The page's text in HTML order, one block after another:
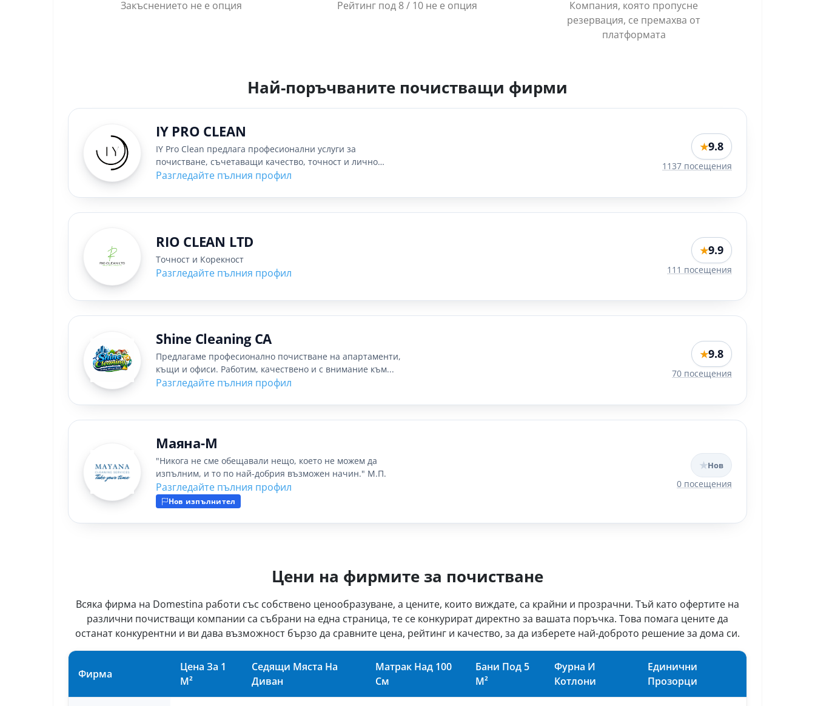
Закъснението не е опция Рейтинг под 8 / 10 не е опция
Компания, която пропусне
резервация, се премахва от
платформата
Най-поръчваните почистващи фирми
IY PRO CLEAN
IY Pro Clean предлага професионални услуги за
почистване, съчетаващи качество, точност и лично
отношение....
Разгледайте пълния профил
★9.8
1137 посещения
RIO CLEAN LTD
Точност и Корекност
Разгледайте пълния профил
★9.9
111 посещения
Shine Cleaning CA
Предлагаме професионално почистване на апартаменти,
къщи и офиси. Работим, качествено и с внимание към...
Разгледайте пълния профил
★9.8
70 посещения
Маяна-М
"Никога не сме обещавали нещо, което не можем да
изпълним, и то по най-добрия възможен начин." М.П.
Разгледайте пълния профил
Нов изпълнител
★Нов
0 посещения
Цени на фирмите за почистване
Всяка фирма на Domestina работи със собствено ценообразуване, а цените, които виждате, са крайни и прозрачни. Тъй като офертите на
различни почистващи компании са събрани на една страница, те се конкурират директно за вашата поръчка. Това помага цените да
останат конкурентни и ви дава възможност бързо да сравните цена, рейтинг и качество, за да изберете най-доброто решение за дома си.
Фирма
Цена За 1
М²
Седящи Мяста На
Диван
Матрак Над 100
См
Бани Под 5
М²
Фурна И
Котлони
Единични
Прозорци